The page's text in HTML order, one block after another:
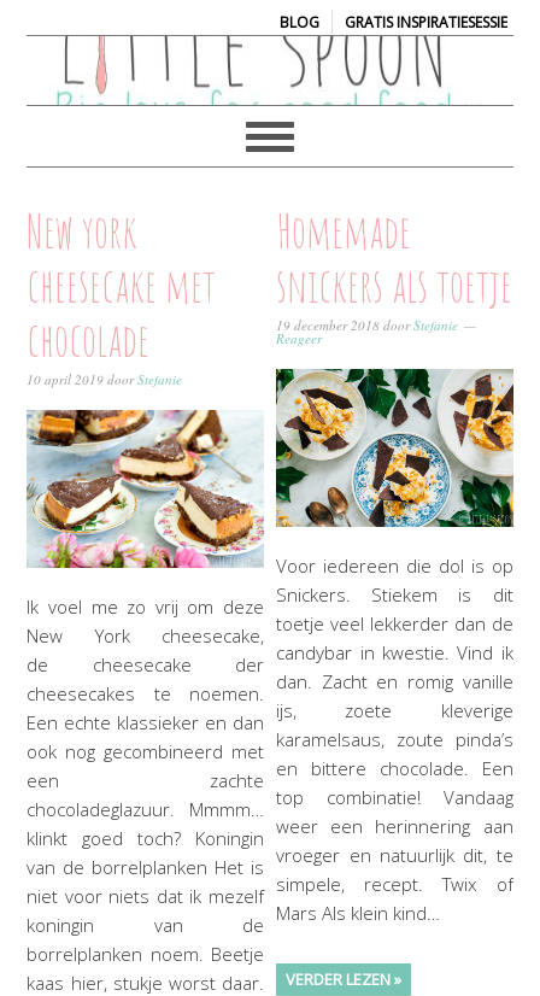
BLOG| GRATIS INSPIRATIESESSIE
New york
cheesecake met
chocolade
10 april 2019 doorStefanie
Ik voel me zo vrij om deze
New York cheesecake,
de cheesecake der
cheesecakes te noemen.
Een echte klassieker en dan
ook nog gecombineerd met
een zachte
chocoladeglazuur. Mmmm…
klinkt goed toch? Koningin
van de borrelplanken Het is
niet voor niets dat ik mezelf
koningin van de
borrelplanken noem. Beetje
kaas hier, stukje worst daar.
Homemade
snickers als toetje
19 december 2018 doorStefanie
Reageer
Voor iedereen die dol is op
Snickers. Stiekem is dit
toetje veel lekkerder dan de
candybar in kwestie. Vind ik
dan. Zacht en romig vanille
ijs, zoete kleverige
karamelsaus, zoute pinda’s
en bittere chocolade. Een
top combinatie! Vandaag
weer een herinnering aan
vroeger en natuurlijk dit, te
simpele, recept. Twix of
Mars Als klein kind…
VERDER LEZEN »